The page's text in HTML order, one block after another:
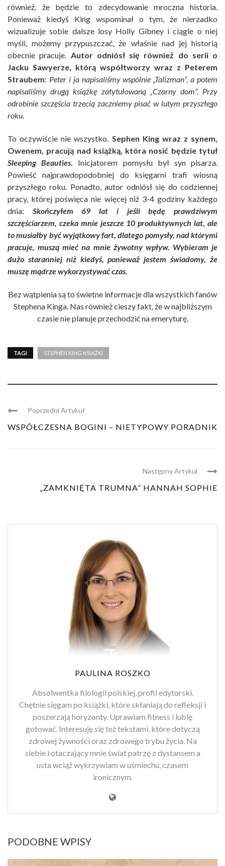
również, że będzie to zdecydowanie mroczna historia.
Ponieważ kiedyś King wspominał o tym, że nierzadko
wizualizuje sobie dalsze losy Holly Gibney i ciągle o niej
myśli, możemy przypuszczać, że właśnie nad jej historią
obecnie pracuje. Autor odniósł się również do serii o
Jacku Sawyerze, którą współtworzy wraz z Peterem
Straubem: Peter i ja napisaliśmy wspólnie „Talizman”, a potem
napisaliśmy drugą książkę zatytułowaną „Czarny dom”. Przy
odrobinie szczęścia trzecią zaczniemy pisać w lutym przyszłego
roku.
To oczywiście nie wszystko. Sephen King wraz z synem,
Owenem, pracują nad książką, która nosić będzie tytuł
Sleeping Beauties. Inicjatorem pomysłu był syn pisarza.
Powieść najprawdopodobniej do księgarni trafi wiosną
przyszłego roku. Ponadto, autor odniósł się do codziennej
pracy, której poświęca nie więcej niż 3-4 godziny każdego
dnia: Skończyłem 69 lat i jeśli będę prawdziwym
szczęściarzem, czeka mnie jeszcze 10 produktywnych lat, ale
to musiałby być wyjątkowy fart, dlatego pomysły, nad którymi
pracuje, muszą mieć na mnie żywotny wpływ. Wybieram je
dużo staranniej niż kiedyś, ponieważ jestem świadomy, że
muszę mądrze wykorzystywać czas.
Bez wątpienia są to świetne informacje dla wszystkich fanów
Stephena Kinga. Nas również cieszy fakt, że w najbliższym
czasie nie planuje przechodzić na emeryturę.
TAGI STEPHEN KING KSIĄŻKI
Poprzedni Artykuł
WSPÓŁCZESNA BOGINI – NIETYPOWY PORADNIK
Następny Artykul
„ZAMKNIĘTA TRUMNA” HANNAH SOPHIE
PAULINA ROSZKO
Absolwentka filologii polskiej, profil edytorski.
Chętnie sięgam po książki, które skłaniają do refleksji i
poszerzają horyzonty. Uprawiam fitness i lubię
gotować. Interesuję się też tekstami, które dotyczą
zdrowej żywności oraz zdrowego trybu życia. Na
siebie i otaczający mnie świat patrzę z dystansem a
usta wciąż wykrzywiam w uśmiechu, czasem
ironicznym.
PODOBNE WPISY